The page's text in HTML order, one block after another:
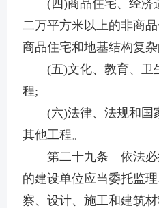
(四)商品住宅、经济
二万平方米以上的非商
商品住宅和地基结构复
(五)文化、教育、卫
程;
(六)法律、法规和国
其他工程。
第二十九条 依法必
的建设单位应当委托监
察、设计、施工和建筑